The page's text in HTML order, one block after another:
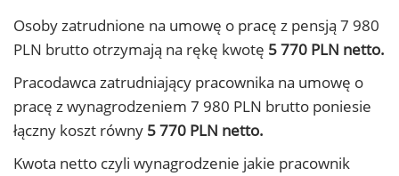
Osoby zatrudnione na umowę o pracę z pensją 7 980
PLN brutto otrzymają na rękę kwotę 5 770 PLN netto.
Pracodawca zatrudniający pracownika na umowę o
pracę z wynagrodzeniem 7 980 PLN brutto poniesie
łączny koszt równy 5 770 PLN netto.
Kwota netto czyli wynagrodzenie jakie pracownik